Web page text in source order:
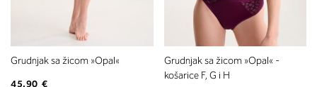
Grudnjak sa žicom »Opal«
45,90 €
Grudnjak sa žicom »Opal« -
košarice F, G i H